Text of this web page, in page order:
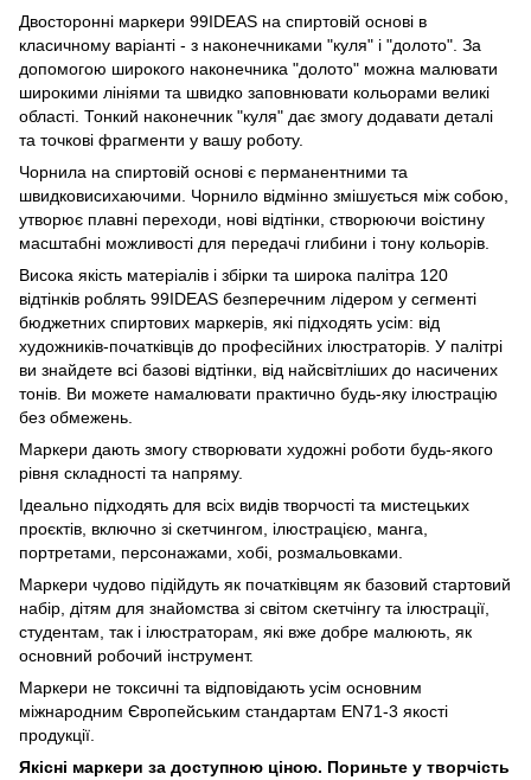
Двосторонні маркери 99IDEAS на спиртовій основі в
класичному варіанті - з наконечниками "куля" і "долото". За
допомогою широкого наконечника "долото" можна малювати
широкими лініями та швидко заповнювати кольорами великі
області. Тонкий наконечник "куля" дає змогу додавати деталі
та точкові фрагменти у вашу роботу.
Чорнила на спиртовій основі є перманентними та
швидковисихаючими. Чорнило відмінно змішується між собою,
утворює плавні переходи, нові відтінки, створюючи воістину
масштабні можливості для передачі глибини і тону кольорів.
Висока якість матеріалів і збірки та широка палітра 120
відтінків роблять 99IDEAS безперечним лідером у сегменті
бюджетних спиртових маркерів, які підходять усім: від
художників-початківців до професійних ілюстраторів. У палітрі
ви знайдете всі базові відтінки, від найсвітліших до насичених
тонів. Ви можете намалювати практично будь-яку ілюстрацію
без обмежень.
Маркери дають змогу створювати художні роботи будь-якого
рівня складності та напряму.
Ідеально підходять для всіх видів творчості та мистецьких
проєктів, включно зі скетчингом, ілюстрацією, манга,
портретами, персонажами, хобі, розмальовками.
Маркери чудово підійдуть як початківцям як базовий стартовий
набір, дітям для знайомства зі світом скетчінгу та ілюстрації,
студентам, так і ілюстраторам, які вже добре малюють, як
основний робочий інструмент.
Маркери не токсичні та відповідають усім основним
міжнародним Європейським стандартам EN71-3 якості
продукції.
Якісні маркери за доступною ціною. Пориньте у творчість